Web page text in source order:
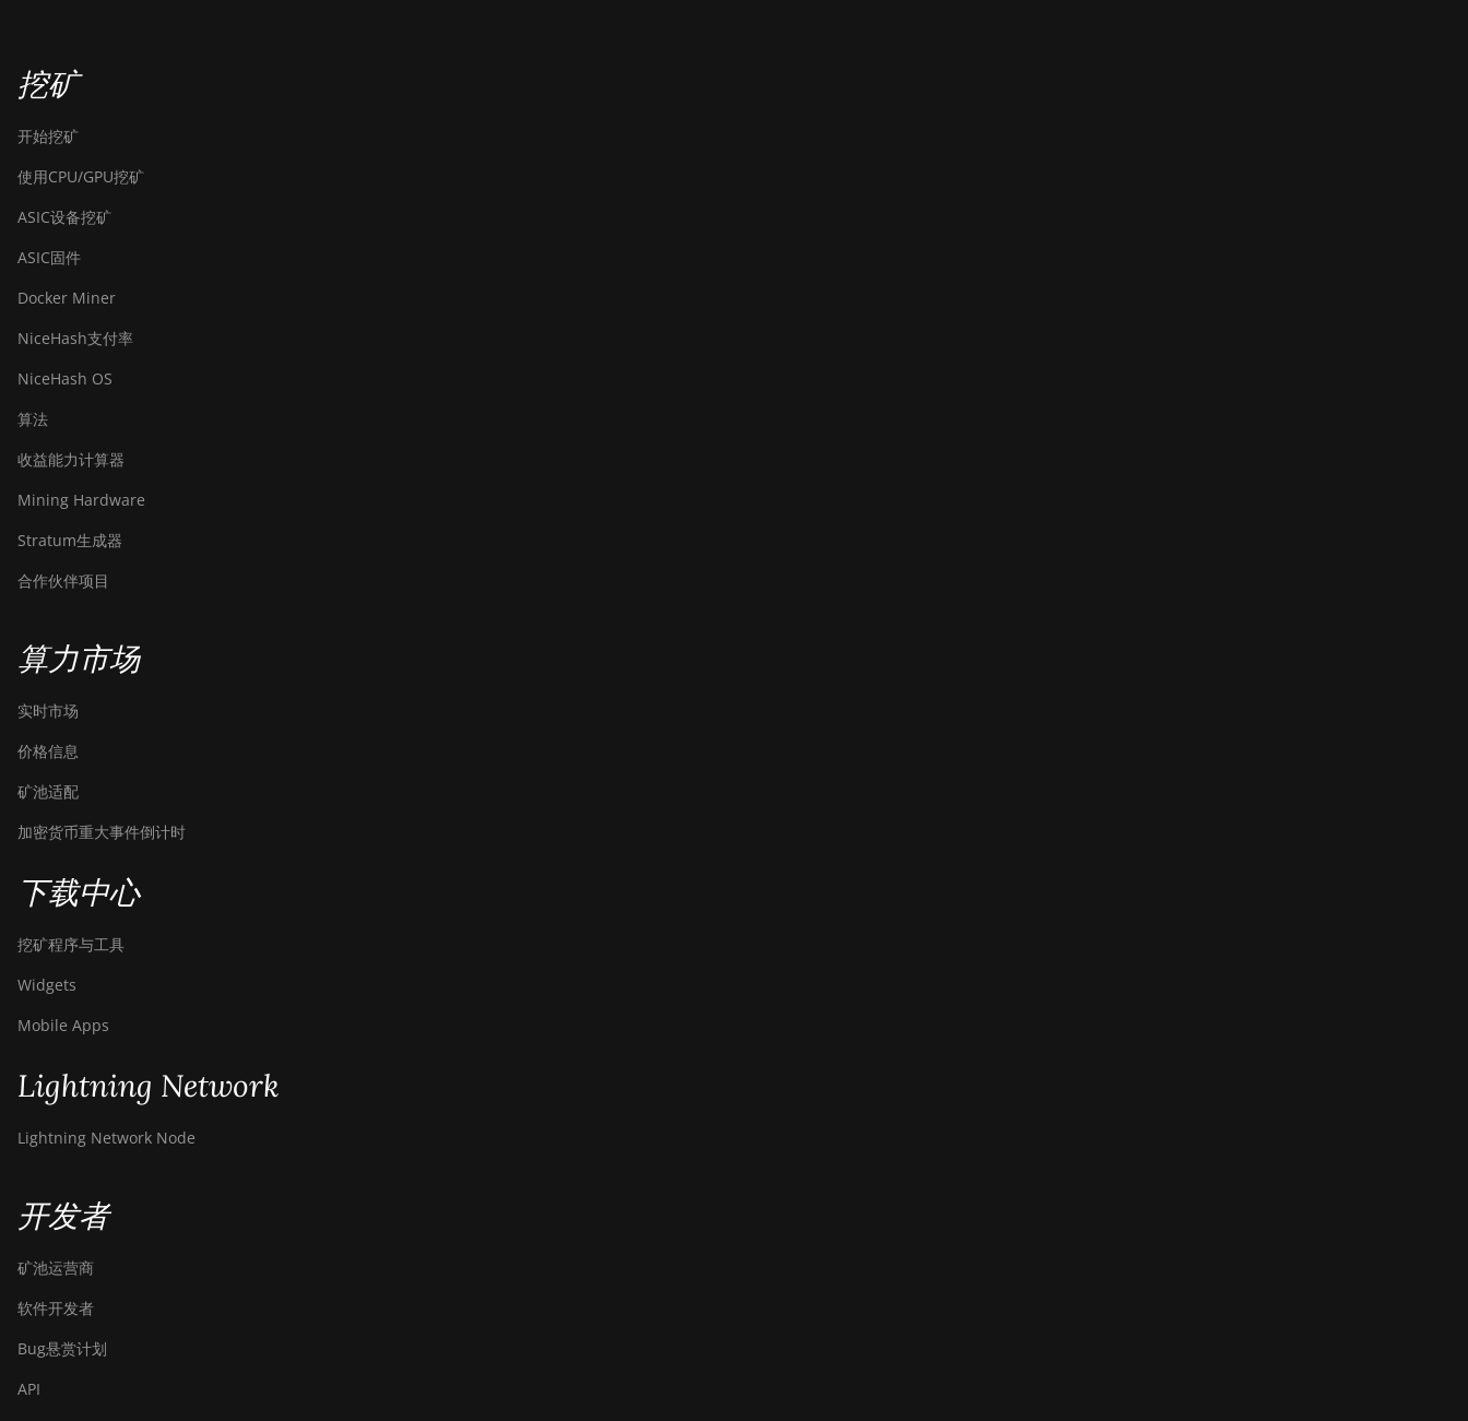
挖矿
开始挖矿
使用CPU/GPU挖矿
ASIC设备挖矿
ASIC固件
Docker Miner
NiceHash支付率
NiceHash OS
算法
收益能力计算器
Mining Hardware
Stratum生成器
合作伙伴项目
算力市场
实时市场
价格信息
矿池适配
加密货币重大事件倒计时
下载中心
挖矿程序与工具
Widgets
Mobile Apps
Lightning Network
Lightning Network Node
开发者
矿池运营商
软件开发者
Bug悬赏计划
API